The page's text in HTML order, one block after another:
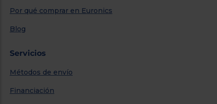
Por qué comprar en Euronics
Blog
Servicios
Métodos de envío
Financiación